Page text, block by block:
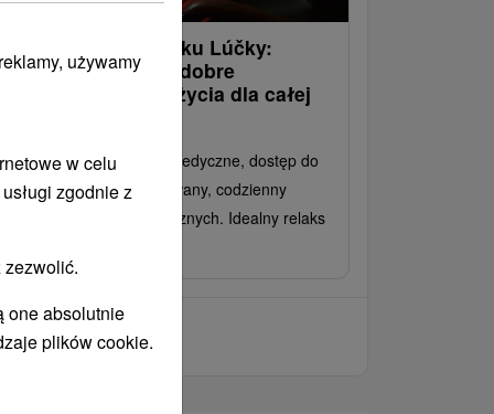
w uzdrowisku Lúčky:
regeneracja, dobre
i przeżycia dla całej
wyżywienie, zabiegi medyczne, dostęp do
Witalnego i nielimitowany, codzienny
do basenów zewnętrznych. Idealny relaks
używamy
w celu
zgodnie z
one absolutnie
plików cookie.